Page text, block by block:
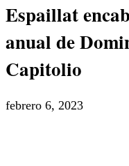
Espaillat
anual de
Capitolio
febrero 6, 2023